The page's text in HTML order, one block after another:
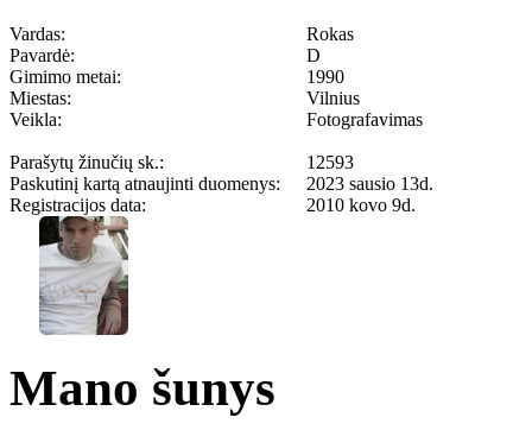
Vardas:
Rokas
Pavardė:
D
Gimimo metai:
1990
Miestas:
Vilnius
Veikla:
Fotografavimas
Parašytų žinučių sk.:
12593
Paskutinį kartą atnaujinti duomenys:
2023 sausio 13d.
Registracijos data:
2010 kovo 9d.
Mano šunys